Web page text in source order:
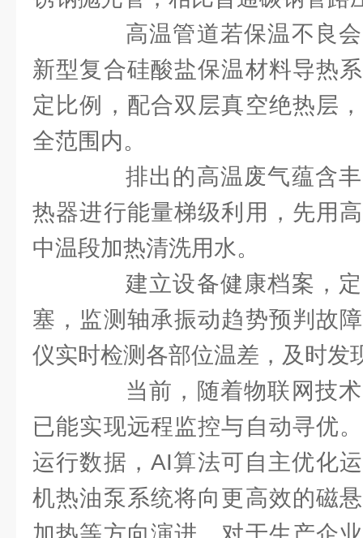
高温管道若保温不良会
新型复合硅酸盐保温材料导热
定比例，配合双层真空绝热层
全范围内。
排出的高温废气蕴含丰
热器进行能量梯级利用，先用
中温段加热清洗用水。
建立设备健康档案，定
塞，监测轴承振动趋势预判故
仪实时检测各部位温差，及时发
当前，随着物联网技术
已能实现远程监控与自动寻优
运行数据，AI算法可自主优化
机热油泵系统将向更高效的磁